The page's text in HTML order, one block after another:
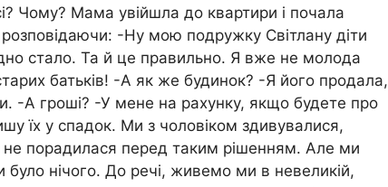
Чому? Мама увійшла до квартири і почала
-Ну мою подружку Світлану діти
стало. Та й це правильно. Я вже не молода
батьків! -А як же будинок? -Я його продала,
-А гроші? -У мене на рахунку, якщо будете про
їх у спадок. Ми з чоловіком здивувалися,
порадилася перед таким рішенням. Але ми
було нічого. До речі, живемо ми в невеликій,